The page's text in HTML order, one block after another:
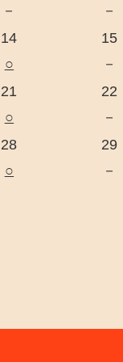
－
－
14
○
15
－
21
○
22
－
28
○
29
－